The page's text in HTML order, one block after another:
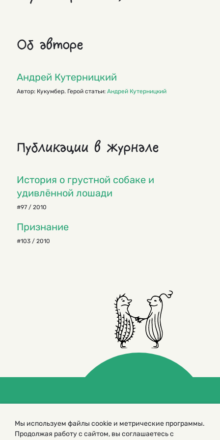
Об авторе
Андрей Кутерницкий
Автор: Кукумбер. Герой статьи: Андрей Кутерницкий
Публикации в журнале
История о грустной собаке и
удивлённой лошади
#97 / 2010
Признание
#103 / 2010
Копирование материалов возможно только с разрешения редакторов
сайта
Мы используем файлы cookie и метрические программы.
Продолжая работу с сайтом, вы соглашаетесь с